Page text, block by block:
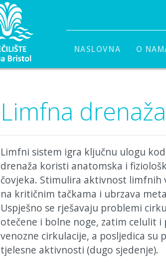
NASLOVNA O
Limfna drenaža
Limfni sistem igra ključnu ulogu
drenaža koristi anatomska i
čovjeka. Stimulira aktivnost limfnih
na kritičnim tačkama i ubrzava
Uspješno se rješavaju problemi
otečene i bolne noge, zatim celulit
venozne cirkulacije, a posljedica
tjelesne aktivnosti (dugo sjedenje).